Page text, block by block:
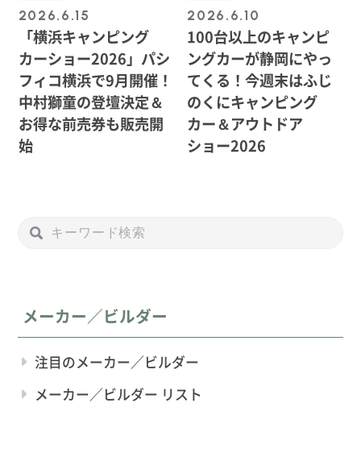
2026.6.15
「横浜キャンピング
カーショー2026」パシ
フィコ横浜で9月開催！
中村獅童の登壇決定＆
お得な前売券も販売開
始
2026.6.10
100台以上のキャンピ
ングカーが静岡にやっ
てくる！今週末はふじ
のくにキャンピング
カー＆アウトドア
ショー2026
メーカー／ビルダー
注目のメーカー／ビルダー
メーカー／ビルダー リスト